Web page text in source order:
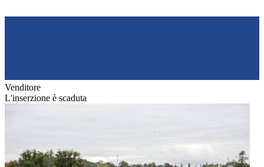
Venditore
L'inserzione è scaduta